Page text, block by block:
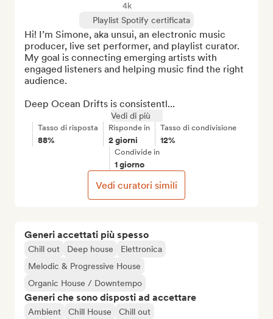
Generi accettati più spesso
Chill out Deep house
Elettronica
Melodic & Progressive House
Organic House / Downtempo
Generi che sono disposti ad accettare
Ambient Chill House
Chill out
4k
Playlist Spotify certificata
Hi! I’m Simone, aka unsui, an electronic music
producer, live set performer, and playlist curator.
My goal is connecting emerging artists with
engaged listeners and helping music find the right
audience.
Deep Ocean Drifts is consistentl...
Vedi di più
Tasso di risposta
88%
Risponde in
2 giorni
Tasso di condivisione
12%
Condivide in
1 giorno
Vedi curatori simili